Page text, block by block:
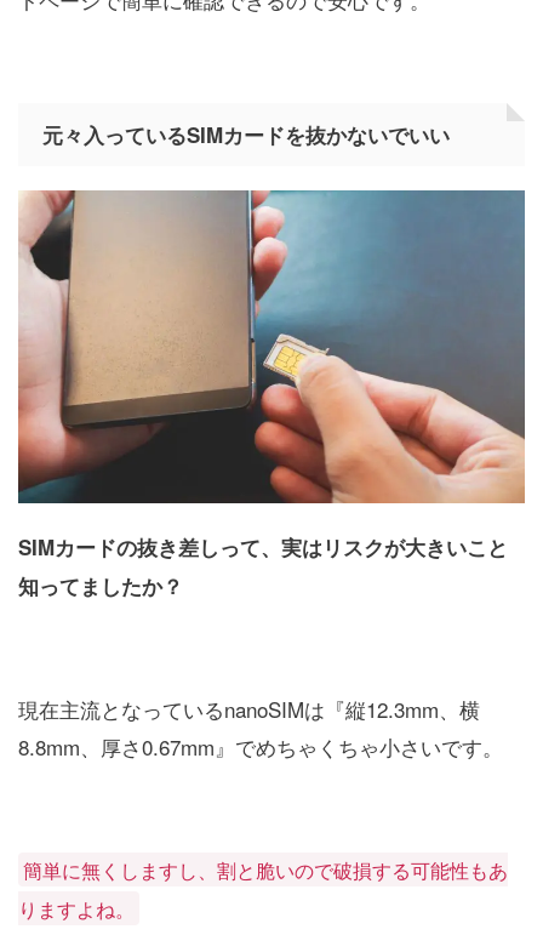
元々入っているSIMカードを抜かないでいい
SIMカードの抜き差しって、実はリスクが大きいこと
知ってましたか？
現在主流となっているnanoSIMは『縦12.3mm、横
8.8mm、厚さ0.67mm』でめちゃくちゃ小さいです。
簡単に無くしますし、割と脆いので破損する可能性もあ
りますよね。